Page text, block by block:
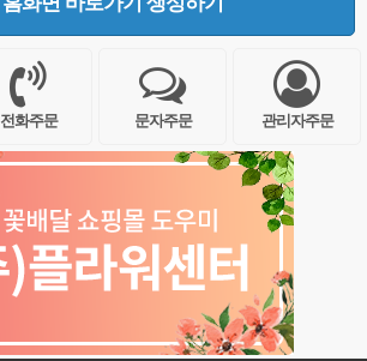
전화주문 문자주문 관리자주문